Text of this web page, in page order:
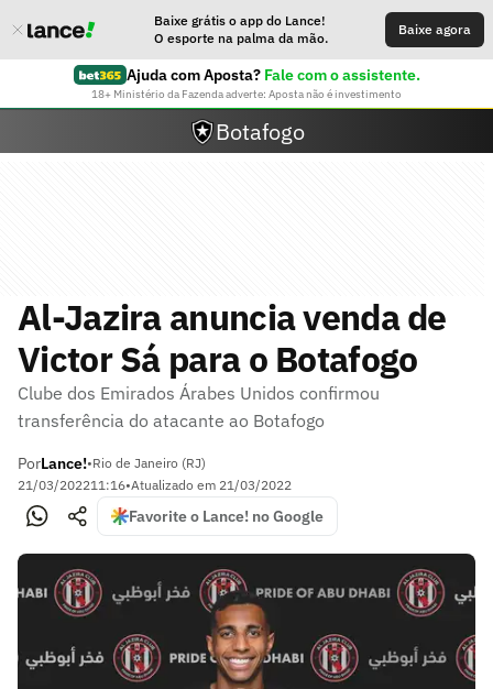
Baixe grátis o app do Lance!
O esporte na palma da mão.
Baixe agora
Ajuda com Aposta? Fale com o assistente.
18+ Ministério da Fazenda adverte: Aposta não é investimento
Botafogo
Al-Jazira anuncia venda de
Victor Sá para o Botafogo
Clube dos Emirados Árabes Unidos confirmou
transferência do atacante ao Botafogo
PorLance!•Rio de Janeiro (RJ)
21/03/202211:16•Atualizado em 21/03/2022
Favorite o Lance! no Google